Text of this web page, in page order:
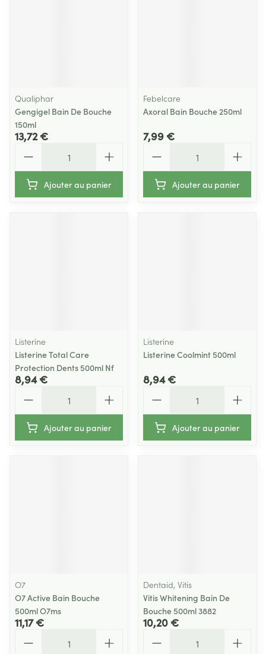
Qualiphar
Gengigel Bain De Bouche
150ml
13,72 €
Ajouter au panier
Febelcare
Axoral Bain Bouche 250ml
7,99 €
Ajouter au panier
Listerine
Listerine Total Care
Protection Dents 500ml Nf
8,94 €
Ajouter au panier
Listerine
Listerine Coolmint 500ml
8,94 €
Ajouter au panier
O7
O7 Active Bain Bouche
500ml O7ms
11,17 €
Dentaid, Vitis
Vitis Whitening Bain De
Bouche 500ml 3882
10,20 €